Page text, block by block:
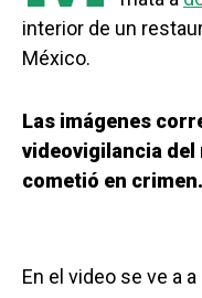
interior de un
México.
Las imágenes
videovigilancia
cometió en crimen.
En el video se ve a